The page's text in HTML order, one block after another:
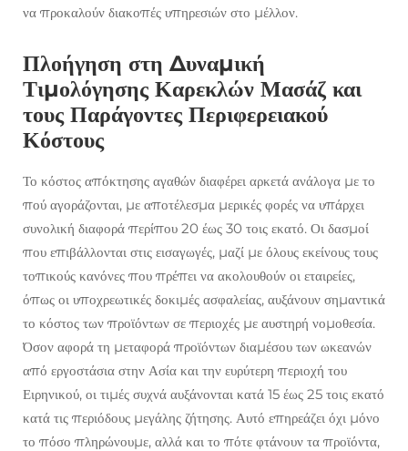
να προκαλούν διακοπές υπηρεσιών στο μέλλον.
Πλοήγηση στη Δυναμική
Τιμολόγησης Καρεκλών Μασάζ και
τους Παράγοντες Περιφερειακού
Κόστους
Το κόστος απόκτησης αγαθών διαφέρει αρκετά ανάλογα με το
πού αγοράζονται, με αποτέλεσμα μερικές φορές να υπάρχει
συνολική διαφορά περίπου 20 έως 30 τοις εκατό. Οι δασμοί
που επιβάλλονται στις εισαγωγές, μαζί με όλους εκείνους τους
τοπικούς κανόνες που πρέπει να ακολουθούν οι εταιρείες,
όπως οι υποχρεωτικές δοκιμές ασφαλείας, αυξάνουν σημαντικά
το κόστος των προϊόντων σε περιοχές με αυστηρή νομοθεσία.
Όσον αφορά τη μεταφορά προϊόντων διαμέσου των ωκεανών
από εργοστάσια στην Ασία και την ευρύτερη περιοχή του
Ειρηνικού, οι τιμές συχνά αυξάνονται κατά 15 έως 25 τοις εκατό
κατά τις περιόδους μεγάλης ζήτησης. Αυτό επηρεάζει όχι μόνο
το πόσο πληρώνουμε, αλλά και το πότε φτάνουν τα προϊόντα,